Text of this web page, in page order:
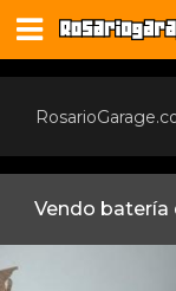
Vendo batería